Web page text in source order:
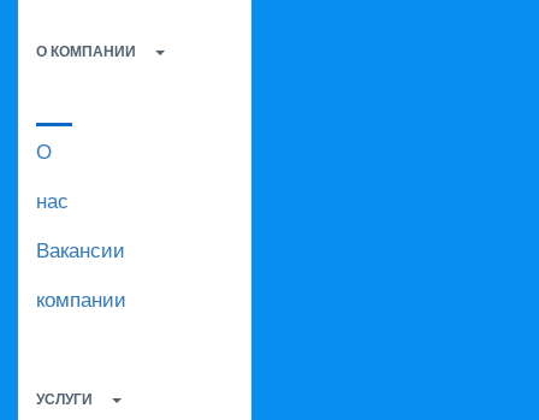
О КОМПАНИИ
О
нас
Вакансии
компании
УСЛУГИ